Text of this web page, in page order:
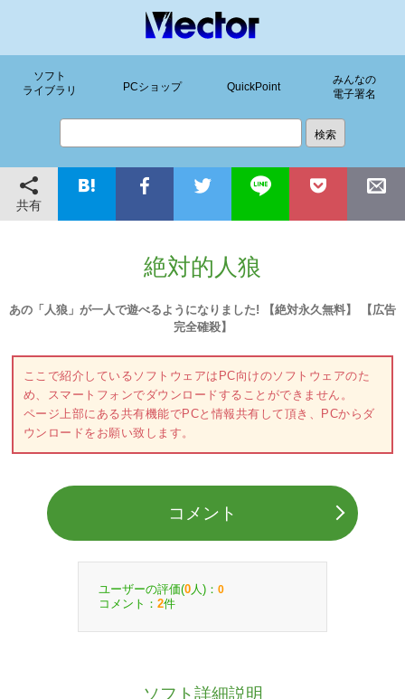
ソフト
ライブラリ
PCショップ QuickPoint
みんなの
電子署名
共有
絶対的人狼
あの「人狼」が一人で遊べるようになりました! 【絶対永久無料】 【広告
完全確殺】
ここで紹介しているソフトウェアはPC向けのソフトウェアのた
め、スマートフォンでダウンロードすることができません。
ページ上部にある共有機能でPCと情報共有して頂き、PCからダ
ウンロードをお願い致します。
コメント
ユーザーの評価(0 人)： 0
コメント： 2件
ソフト詳細説明